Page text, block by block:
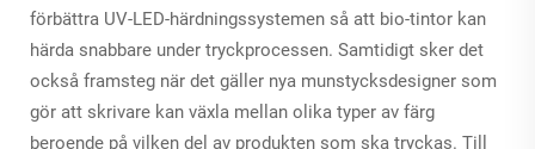
förbättra UV-LED-härdningssystemen så att bio-tintor kan
härda snabbare under tryckprocessen. Samtidigt sker det
också framsteg när det gäller nya munstycksdesigner som
gör att skrivare kan växla mellan olika typer av färg
beroende på vilken del av produkten som ska tryckas. Till